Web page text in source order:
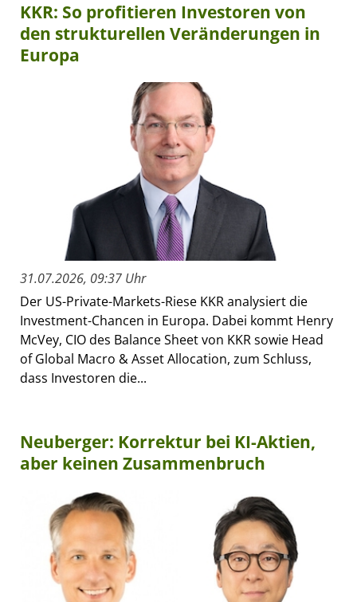
KKR: So profitieren Investoren von
den strukturellen Veränderungen in
Europa
31.07.2026, 09:37 Uhr
Der US-Private-Markets-Riese KKR analysiert die
Investment-Chancen in Europa. Dabei kommt Henry
McVey, CIO des Balance Sheet von KKR sowie Head
of Global Macro & Asset Allocation, zum Schluss,
dass Investoren die...
Neuberger: Korrektur bei KI-Aktien,
aber keinen Zusammenbruch